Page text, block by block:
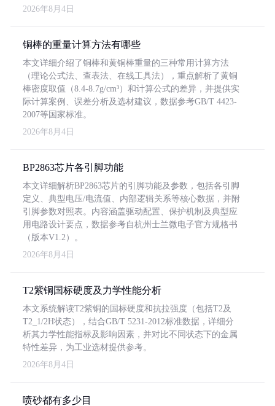
2026年8月4日
铜棒的重量计算方法有哪些
本文详细介绍了铜棒和黄铜棒重量的三种常用计算方法
（理论公式法、查表法、在线工具法），重点解析了黄铜
棒密度取值（8.4-8.7g/cm³）和计算公式的差异，并提供实
际计算案例、误差分析及选材建议，数据参考GB/T 4423-
2007等国家标准。
2026年8月4日
BP2863芯片各引脚功能
本文详细解析BP2863芯片的引脚功能及参数，包括各引脚
定义、典型电压/电流值、内部逻辑关系等核心数据，并附
引脚参数对照表。内容涵盖驱动配置、保护机制及典型应
用电路设计要点，数据参考自杭州士兰微电子官方规格书
（版本V1.2）。
2026年8月4日
T2紫铜国标硬度及力学性能分析
本文系统解读T2紫铜的国标硬度和抗拉强度（包括T2及
T2_1/2H状态），结合GB/T 5231-2012标准数据，详细分
析其力学性能指标及影响因素，并对比不同状态下的金属
特性差异，为工业选材提供参考。
2026年8月4日
喷砂都有多少目